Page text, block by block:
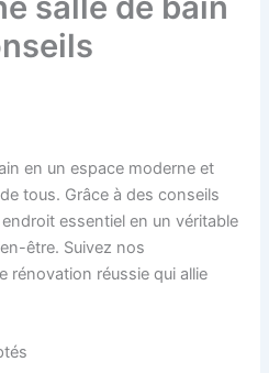
en un espace moderne et
tous. Grâce à des conseils
essentiel en un véritable
être. Suivez nos
rénovation réussie qui allie